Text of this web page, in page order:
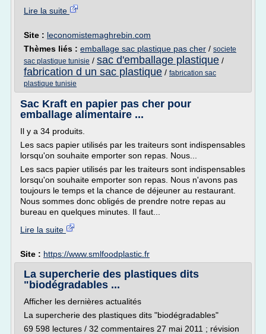
Lire la suite
Site : leconomistemaghrebin.com
Thèmes liés : emballage sac plastique pas cher / societe
sac plastique tunisie / sac d'emballage plastique /
fabrication d un sac plastique / fabrication sac
plastique tunisie
Sac Kraft en papier pas cher pour
emballage alimentaire ...
Il y a 34 produits.
Les sacs papier utilisés par les traiteurs sont indispensables
lorsqu'on souhaite emporter son repas. Nous...
Les sacs papier utilisés par les traiteurs sont indispensables
lorsqu'on souhaite emporter son repas. Nous n'avons pas
toujours le temps et la chance de déjeuner au restaurant.
Nous sommes donc obligés de prendre notre repas au
bureau en quelques minutes. Il faut...
Lire la suite
Site : https://www.smlfoodplastic.fr
La supercherie des plastiques dits
"biodégradables ...
Afficher les dernières actualités
La supercherie des plastiques dits "biodégradables"
69 598 lectures / 32 commentaires 27 mai 2011 ; révision